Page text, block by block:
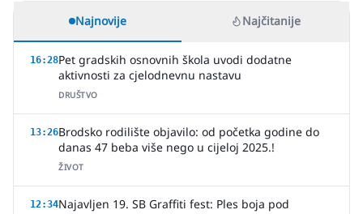
Najnovije Najčitanije
16:28Pet gradskih osnovnih škola uvodi dodatne
aktivnosti za cjelodnevnu nastavu
DRUŠTVO
13:26Brodsko rodilište objavilo: od početka godine do
danas 47 beba više nego u cijeloj 2025.!
ŽIVOT
12:34Najavljen 19. SB Graffiti fest: Ples boja pod